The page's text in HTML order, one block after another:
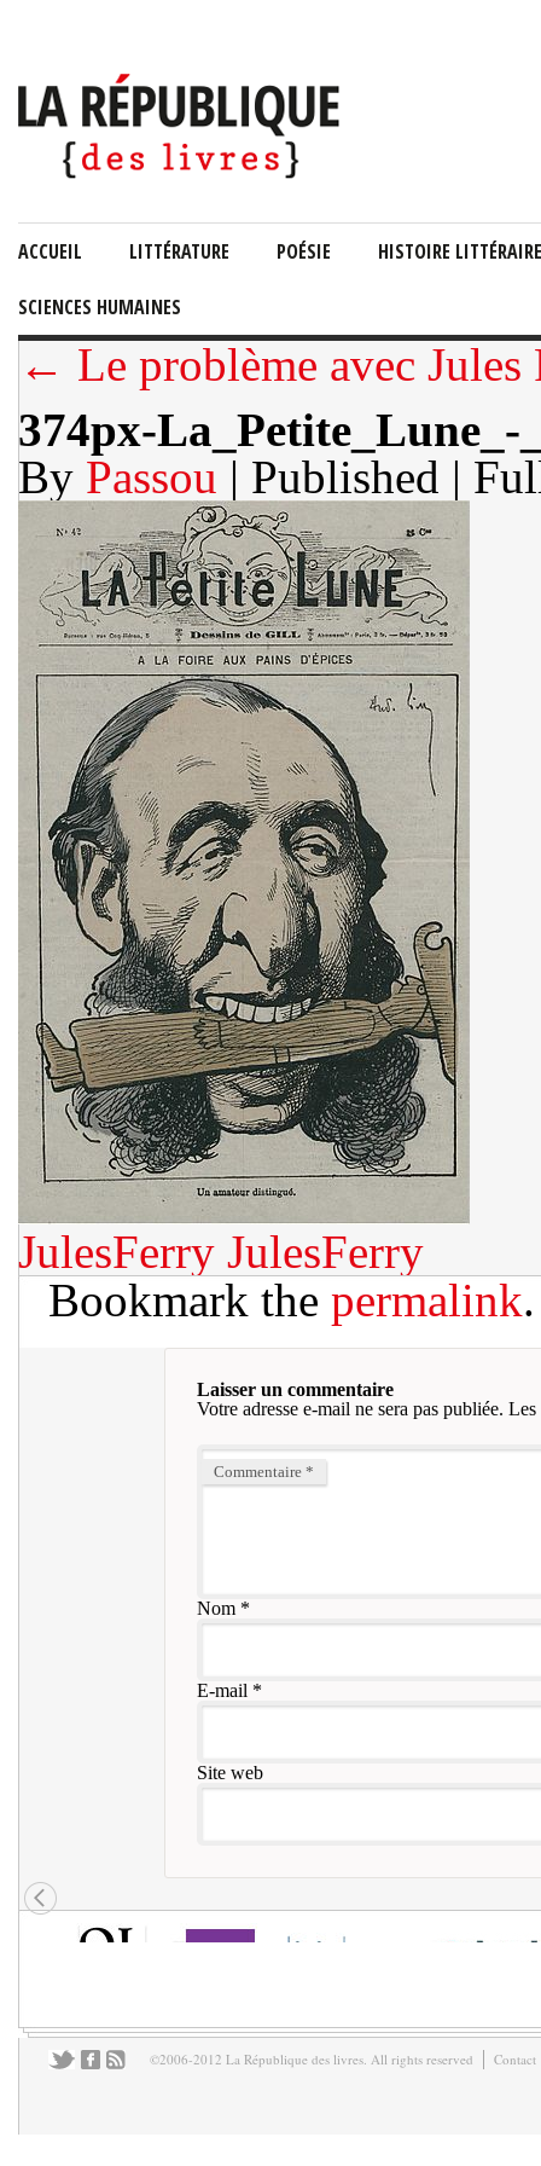
ACCUEIL LITTÉRATURE POÉSIE HISTOIRE LITTÉRAIRE
SCIENCES HUMAINES
← Le problème avec Jules
374px-La_Petite_Lune_-
By Passou | Published |
JulesFerry JulesFerry
Bookmark the permalink.
Laisser un commentaire
Votre adresse e-mail ne sera pas publiée. Les
Commentaire *
Nom*
E-mail *
Site web
©2006-2012 La République des livres. All rights reserved Contact